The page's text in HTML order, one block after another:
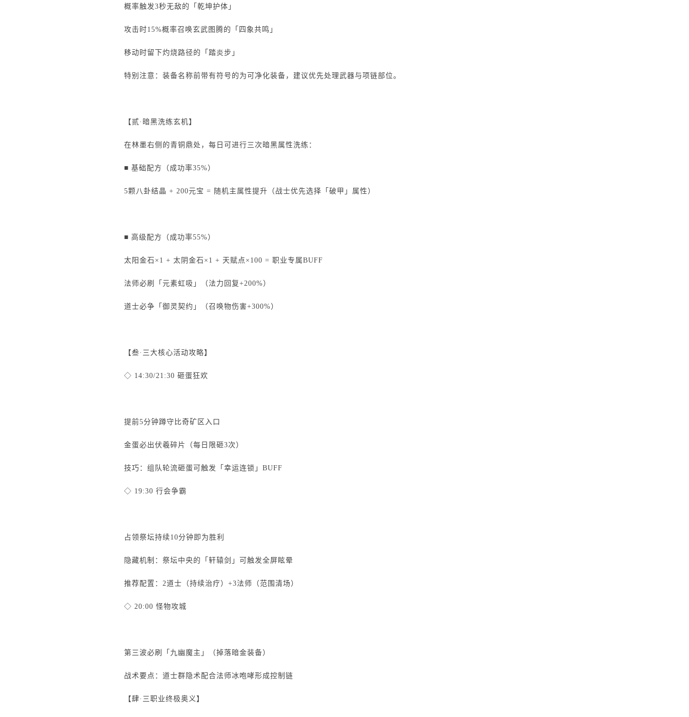
概率触发3秒无敌的「乾坤护体」
攻击时15%概率召唤玄武图腾的「四象共鸣」
移动时留下灼烧路径的「踏炎步」
特别注意：装备名称前带有符号的为可净化装备，建议优先处理武器与项链部位。
【贰·暗黑洗练玄机】
在林墨右侧的青铜鼎处，每日可进行三次暗黑属性洗练：
■ 基础配方（成功率35%）
5颗八卦结晶 + 200元宝 = 随机主属性提升（战士优先选择「破甲」属性）
■ 高级配方（成功率55%）
太阳金石×1 + 太阴金石×1 + 天赋点×100 = 职业专属BUFF
法师必刷「元素虹吸」（法力回复+200%）
道士必争「御灵契约」（召唤物伤害+300%）
【叁·三大核心活动攻略】
◇ 14:30/21:30 砸蛋狂欢
提前5分钟蹲守比奇矿区入口
金蛋必出伏羲碎片（每日限砸3次）
技巧：组队轮流砸蛋可触发「幸运连锁」BUFF
◇ 19:30 行会争霸
占领祭坛持续10分钟即为胜利
隐藏机制：祭坛中央的「轩辕剑」可触发全屏眩晕
推荐配置：2道士（持续治疗）+3法师（范围清场）
◇ 20:00 怪物攻城
第三波必刷「九幽魔主」（掉落暗金装备）
战术要点：道士群隐术配合法师冰咆哮形成控制链
【肆·三职业终极奥义】